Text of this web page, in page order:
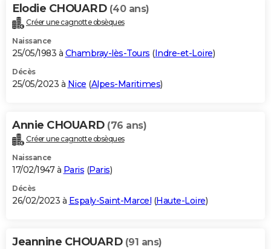
Elodie CHOUARD (40 ans)
Créer une cagnotte obsèques
Naissance
25/05/1983 à Chambray-lès-Tours (Indre-et-Loire)
Décès
25/05/2023 à Nice (Alpes-Maritimes)
Annie CHOUARD (76 ans)
Créer une cagnotte obsèques
Naissance
17/02/1947 à Paris (Paris)
Décès
26/02/2023 à Espaly-Saint-Marcel (Haute-Loire)
Jeannine CHOUARD (91 ans)